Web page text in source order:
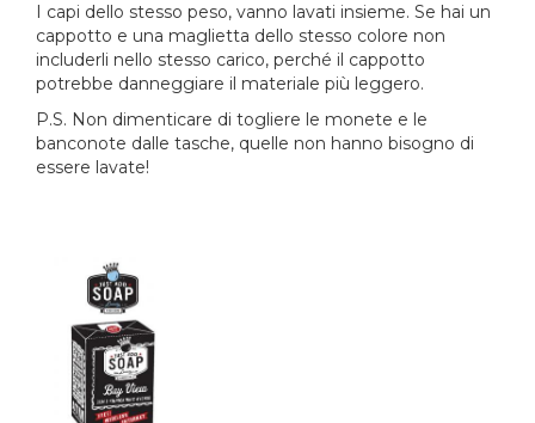
I capi dello stesso peso, vanno lavati insieme. Se hai un
cappotto e una maglietta dello stesso colore non
includerli nello stesso carico, perché il cappotto
potrebbe danneggiare il materiale più leggero.
P.S. Non dimenticare di togliere le monete e le
banconote dalle tasche, quelle non hanno bisogno di
essere lavate!